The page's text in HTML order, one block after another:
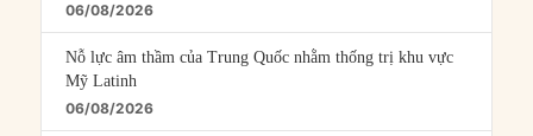
06/08/2026
Nỗ lực âm thầm của Trung Quốc nhằm thống trị khu vực
Mỹ Latinh
06/08/2026